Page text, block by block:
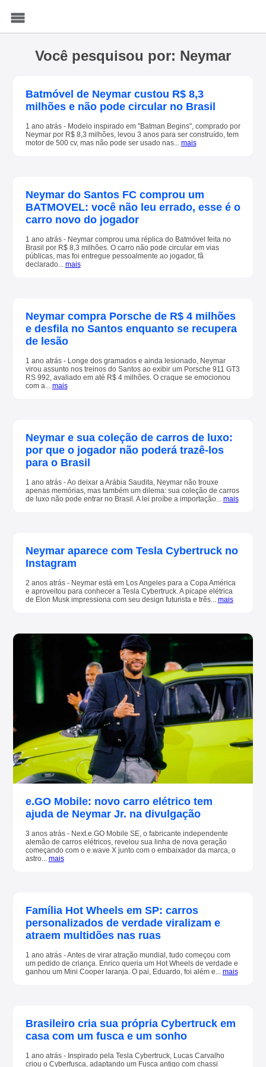
Você pesquisou por: Neymar
Batmóvel de Neymar custou R$ 8,3
milhões e não pode circular no Brasil
1 ano atrás - Modelo inspirado em "Batman Begins", comprado por
Neymar por R$ 8,3 milhões, levou 3 anos para ser construído, tem
motor de 500 cv, mas não pode ser usado nas... mais
Neymar do Santos FC comprou um
BATMOVEL: você não leu errado, esse é o
carro novo do jogador
1 ano atrás - Neymar comprou uma réplica do Batmóvel feita no
Brasil por R$ 8,3 milhões. O carro não pode circular em vias
públicas, mas foi entregue pessoalmente ao jogador, fã
declarado... mais
Neymar compra Porsche de R$ 4 milhões
e desfila no Santos enquanto se recupera
de lesão
1 ano atrás - Longe dos gramados e ainda lesionado, Neymar
virou assunto nos treinos do Santos ao exibir um Porsche 911 GT3
RS 992, avaliado em até R$ 4 milhões. O craque se emocionou
com a... mais
Neymar e sua coleção de carros de luxo:
por que o jogador não poderá trazê-los
para o Brasil
1 ano atrás - Ao deixar a Arábia Saudita, Neymar não trouxe
apenas memórias, mas também um dilema: sua coleção de carros
de luxo não pode entrar no Brasil. A lei proíbe a importação... mais
Neymar aparece com Tesla Cybertruck no
Instagram
2 anos atrás - Neymar está em Los Angeles para a Copa América
e aproveitou para conhecer a Tesla Cybertruck. A picape elétrica
de Elon Musk impressiona com seu design futurista e três... mais
e.GO Mobile: novo carro elétrico tem
ajuda de Neymar Jr. na divulgação
3 anos atrás - Next.e.GO Mobile SE, o fabricante independente
alemão de carros elétricos, revelou sua linha de nova geração
começando com o e.wave X junto com o embaixador da marca, o
astro... mais
Família Hot Wheels em SP: carros
personalizados de verdade viralizam e
atraem multidões nas ruas
1 ano atrás - Antes de virar atração mundial, tudo começou com
um pedido de criança. Enrico queria um Hot Wheels de verdade e
ganhou um Mini Cooper laranja. O pai, Eduardo, foi além e... mais
Brasileiro cria sua própria Cybertruck em
casa com um fusca e um sonho
1 ano atrás - Inspirado pela Tesla Cybertruck, Lucas Carvalho
criou o Cyberfusca, adaptando um Fusca antigo com chassi